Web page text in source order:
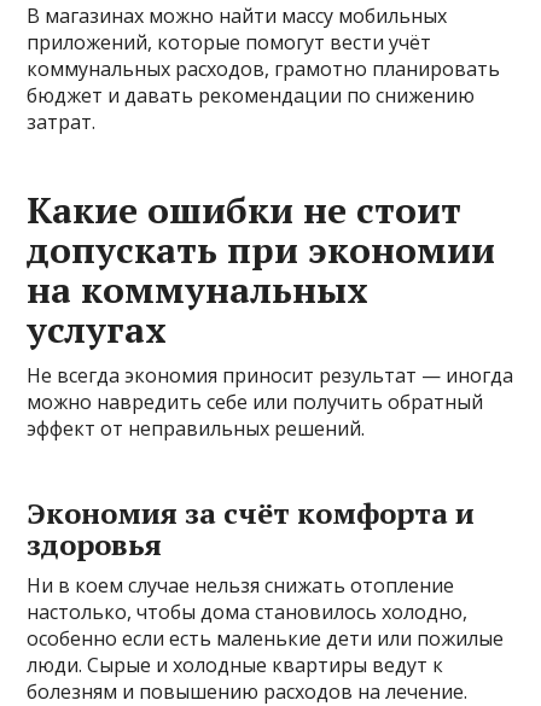
В магазинах можно найти массу мобильных
приложений, которые помогут вести учёт
коммунальных расходов, грамотно планировать
бюджет и давать рекомендации по снижению
затрат.
Какие ошибки не стоит
допускать при экономии
на коммунальных
услугах
Не всегда экономия приносит результат — иногда
можно навредить себе или получить обратный
эффект от неправильных решений.
Экономия за счёт комфорта и
здоровья
Ни в коем случае нельзя снижать отопление
настолько, чтобы дома становилось холодно,
особенно если есть маленькие дети или пожилые
люди. Сырые и холодные квартиры ведут к
болезням и повышению расходов на лечение.